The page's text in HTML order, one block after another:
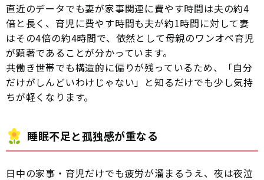
直近のデータでも妻が家事関連に費やす時間は夫の約4
倍と長く、育児に費やす時間も夫が約1時間に対して妻
はその4倍の約4時間で、依然として母親のワンオペ育児
が顕著であることが分かっています。
共働き世帯でも構造的に偏りが残っているため、「自分
だけがしんどいわけじゃない」と知るだけでも少し気持
ちが軽くなります。
睡眠不足と孤独感が重なる
日中の家事・育児だけでも疲労が溜まるうえ、夜は夜泣